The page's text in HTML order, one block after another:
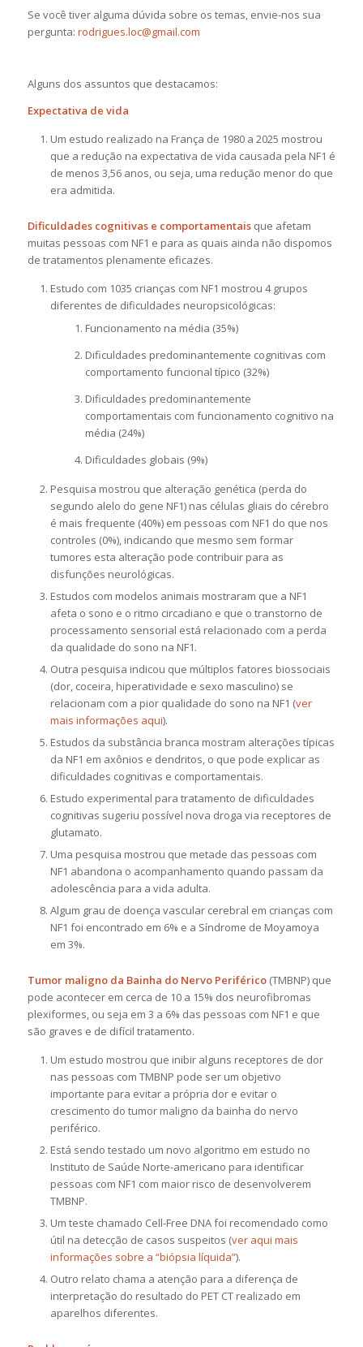
Se você tiver alguma dúvida sobre os temas, envie-nos sua
pergunta: rodrigues.loc@gmail.com
Alguns dos assuntos que destacamos:
Expectativa de vida
Um estudo realizado na França de 1980 a 2025 mostrou
que a redução na expectativa de vida causada pela NF1 é
de menos 3,56 anos, ou seja, uma redução menor do que
era admitida.
Dificuldades cognitivas e comportamentaisque afetam
muitas pessoas com NF1 e para as quais ainda não dispomos
de tratamentos plenamente eficazes.
Estudo com 1035 crianças com NF1 mostrou 4 grupos
diferentes de dificuldades neuropsicológicas:
Funcionamento na média (35%)
Dificuldades predominantemente cognitivas com
comportamento funcional típico (32%)
Dificuldades predominantemente
comportamentais com funcionamento cognitivo na
média (24%)
Dificuldades globais (9%)
Pesquisa mostrou que alteração genética (perda do
segundo alelo do gene NF1) nas células gliais do cérebro
é mais frequente (40%) em pessoas com NF1 do que nos
controles (0%), indicando que mesmo sem formar
tumores esta alteração pode contribuir para as
disfunções neurológicas.
Estudos com modelos animais mostraram que a NF1
afeta o sono e o ritmo circadiano e que o transtorno de
processamento sensorial está relacionado com a perda
da qualidade do sono na NF1.
Outra pesquisa indicou que múltiplos fatores biossociais
(dor, coceira, hiperatividade e sexo masculino) se
relacionam com a pior qualidade do sono na NF1 (ver
mais informações aqui).
Estudos da substância branca mostram alterações típicas
da NF1 em axônios e dendritos, o que pode explicar as
dificuldades cognitivas e comportamentais.
Estudo experimental para tratamento de dificuldades
cognitivas sugeriu possível nova droga via receptores de
glutamato.
Uma pesquisa mostrou que metade das pessoas com
NF1 abandona o acompanhamento quando passam da
adolescência para a vida adulta.
Algum grau de doença vascular cerebral em crianças com
NF1 foi encontrado em 6% e a Síndrome de Moyamoya
em 3%.
Tumor maligno da Bainha do Nervo Periférico(TMBNP) que
pode acontecer em cerca de 10 a 15% dos neurofibromas
plexiformes, ou seja em 3 a 6% das pessoas com NF1 e que
são graves e de difícil tratamento.
Um estudo mostrou que inibir alguns receptores de dor
nas pessoas com TMBNP pode ser um objetivo
importante para evitar a própria dor e evitar o
crescimento do tumor maligno da bainha do nervo
periférico.
Está sendo testado um novo algoritmo em estudo no
Instituto de Saúde Norte-americano para identificar
pessoas com NF1 com maior risco de desenvolverem
TMBNP.
Um teste chamado Cell-Free DNA foi recomendado como
útil na detecção de casos suspeitos (ver aqui mais
informações sobre a “biópsia líquida”).
Outro relato chama a atenção para a diferença de
interpretação do resultado do PET CT realizado em
aparelhos diferentes.